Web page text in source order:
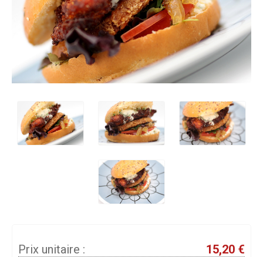
Prix unitaire : 15,20 €